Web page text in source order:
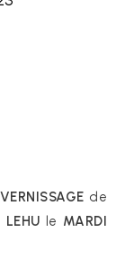
VERNISSAGE de
LEHU le MARDI